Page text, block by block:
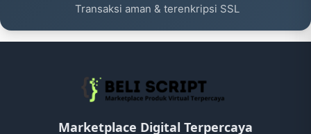
Transaksi aman & terenkripsi SSL
Marketplace Digital Terpercaya